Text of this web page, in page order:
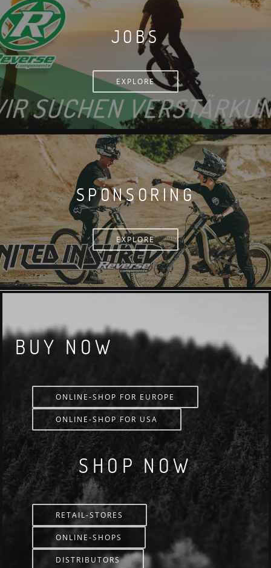
JOBS
EXPLORE
SPONSORING
EXPLORE
BUY NOW
ONLINE-SHOP FOR EUROPE
ONLINE-SHOP FOR USA
SHOP NOW
RETAIL-STORES
ONLINE-SHOPS
DISTRIBUTORS